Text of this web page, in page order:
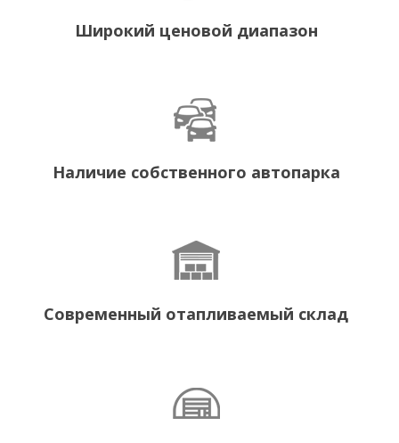
Широкий ценовой диапазон
Наличие собственного автопарка
Современный отапливаемый склад